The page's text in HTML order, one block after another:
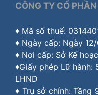
CÔNG TY CỔ
♦ Mã số thuế:
♦ Ngày cấp: Ngày
♦ Nơi cấp: Sở Kế
♦Giấy phép Lữ hành:
LHND
♦ Trụ sở chính: Tầng